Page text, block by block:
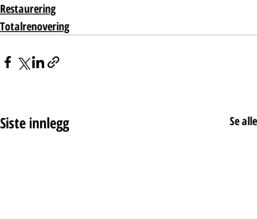
Restaurering
Totalrenovering
Siste innlegg Se alle